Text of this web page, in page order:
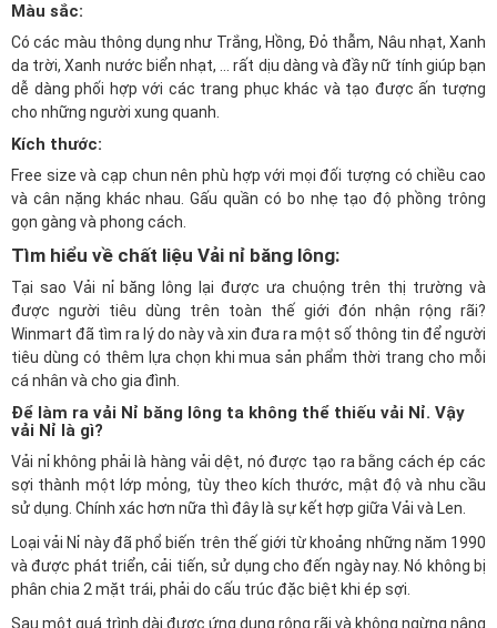
Màu sắc:
Có các màu thông dụng như Trắng, Hồng, Đỏ thẫm, Nâu nhạt, Xanh
da trời, Xanh nước biển nhạt, ... rất dịu dàng và đầy nữ tính giúp bạn
dễ dàng phối hợp với các trang phục khác và tạo được ấn tượng
cho những người xung quanh.
Kích thước:
Free size và cạp chun nên phù hợp với mọi đối tượng có chiều cao
và cân nặng khác nhau. Gấu quần có bo nhẹ tạo độ phồng trông
gọn gàng và phong cách.
Tìm hiểu về chất liệu Vải nỉ băng lông:
Tại sao Vải nỉ băng lông lại được ưa chuộng trên thị trường và
được người tiêu dùng trên toàn thế giới đón nhận rộng rãi?
Winmart đã tìm ra lý do này và xin đưa ra một số thông tin để người
tiêu dùng có thêm lựa chọn khi mua sản phẩm thời trang cho mỗi
cá nhân và cho gia đình.
Để làm ra vải Nỉ băng lông ta không thể thiếu vải Nỉ. Vậy
vải Nỉ là gì?
Vải nỉ không phải là hàng vải dệt, nó được tạo ra bằng cách ép các
sợi thành một lớp mỏng, tùy theo kích thước, mật độ và nhu cầu
sử dụng. Chính xác hơn nữa thì đây là sự kết hợp giữa Vải và Len.
Loại vải Nỉ này đã phổ biến trên thế giới từ khoảng những năm 1990
và được phát triển, cải tiến, sử dụng cho đến ngày nay. Nó không bị
phân chia 2 mặt trái, phải do cấu trúc đặc biệt khi ép sợi.
Sau một quá trình dài được ứng dụng rộng rãi và không ngừng nâng